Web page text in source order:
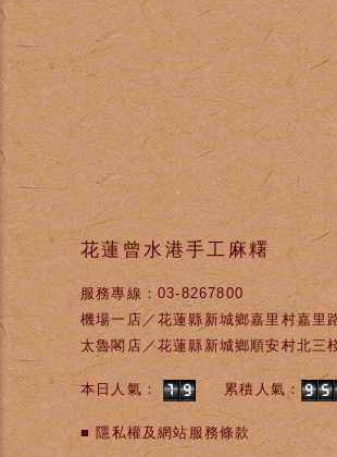
花蓮曾水港手工麻糬
服務專線：03-8267800
機場一店／花蓮縣新城鄉嘉里村嘉里
太魯閣店／花蓮縣新城鄉順安村北三
本日人氣： 累積人氣：
■ 隱私權及網站服務條款